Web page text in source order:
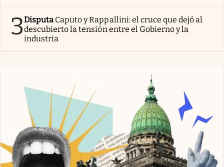
3Disputa Caputo y Rappallini: el cruce que dejó al
descubierto la tensión entre el Gobierno y la
industria